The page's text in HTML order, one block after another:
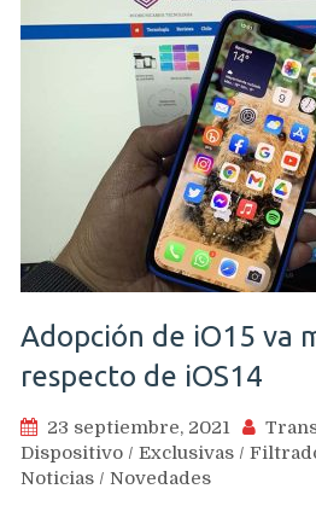
Adopción de iO15 va
respecto de iOS14
23 septiembre, 2021
Dispositivo / Exclusivas /
Noticias / Novedades